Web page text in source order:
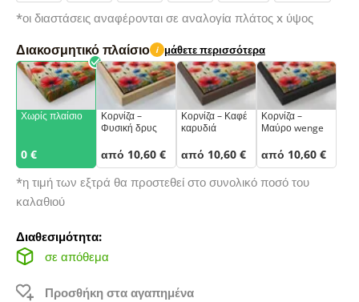
*οι διαστάσεις αναφέρονται σε αναλογία πλάτος x ύψος
Διακοσμητικό πλαίσιο i μάθετε περισσότερα
Χωρίς πλαίσιο
0 €
Κορνίζα –
Φυσική δρυς
από 10,60 €
Κορνίζα – Καφέ
καρυδιά
από 10,60 €
Κορνίζα –
Μαύρο wenge
από 10,60 €
*η τιμή των εξτρά θα προστεθεί στο συνολικό ποσό του
καλαθιού
Διαθεσιμότητα:
σε απόθεμα
Προσθήκη στα αγαπημένα